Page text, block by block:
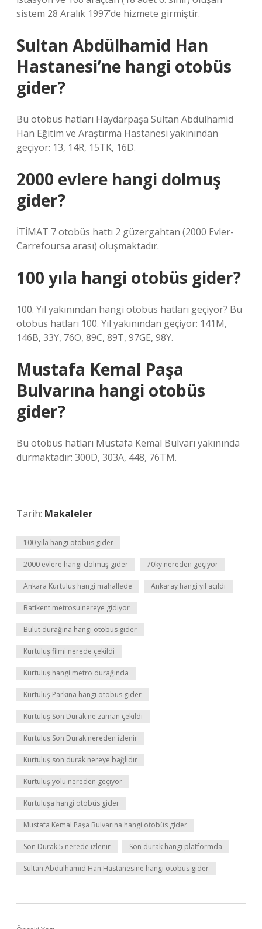
sistem 28 Aralık 1997’de hizmete girmiştir.
Sultan Abdülhamid Han
Hastanesi’ne hangi otobüs
gider?
Bu otobüs hatları Haydarpaşa Sultan Abdülhamid
Han Eğitim ve Araştırma Hastanesi yakınından
geçiyor: 13, 14R, 15TK, 16D.
2000 evlere hangi dolmuş
gider?
İTİMAT 7 otobüs hattı 2 güzergahtan (2000 Evler-
Carrefoursa arası) oluşmaktadır.
100 yıla hangi otobüs gider?
100. Yıl yakınından hangi otobüs hatları geçiyor? Bu
otobüs hatları 100. Yıl yakınından geçiyor: 141M,
146B, 33Y, 76O, 89C, 89T, 97GE, 98Y.
Mustafa Kemal Paşa
Bulvarına hangi otobüs
gider?
Bu otobüs hatları Mustafa Kemal Bulvarı yakınında
durmaktadır: 300D, 303A, 448, 76TM.
Tarih: Makaleler
100 yıla hangi otobüs gider
2000 evlere hangi dolmuş gider 70ky nereden geçiyor
Ankara Kurtuluş hangi mahallede Ankaray hangi yıl açıldı
Batikent metrosu nereye gidiyor
Bulut durağına hangi otobüs gider
Kurtuluş filmi nerede çekildi
Kurtuluş hangi metro durağında
Kurtuluş Parkına hangi otobüs gider
Kurtuluş Son Durak ne zaman çekildi
Kurtuluş Son Durak nereden izlenir
Kurtuluş son durak nereye bağlıdır
Kurtuluş yolu nereden geçiyor
Kurtuluşa hangi otobüs gider
Mustafa Kemal Paşa Bulvarına hangi otobüs gider
Son Durak 5 nerede izlenir Son durak hangi platformda
Sultan Abdülhamid Han Hastanesine hangi otobüs gider